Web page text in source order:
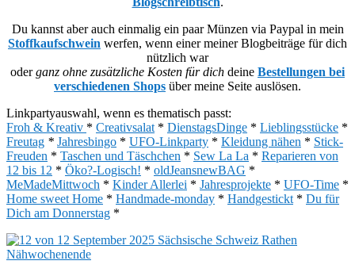
Du kannst aber auch einmalig ein paar Münzen via Paypal in mein
Stoffkaufschwein werfen, wenn einer meiner Blogbeiträge für dich
nützlich war
oderganz ohne zusätzliche Kosten für dich deine Bestellungen bei
verschiedenen Shops über meine Seite auslösen.
Linkpartyauswahl, wenn es thematisch passt:
Froh & Kreativ * Creativsalat * DienstagsDinge * Lieblingsstücke *
Freutag * Jahresbingo * UFO-Linkparty * Kleidung nähen * Stick-
Freuden * Taschen und Täschchen * Sew La La * Reparieren von
12 bis 12 * Öko?-Logisch! * oldJeansnewBAG *
MeMadeMittwoch * Kinder Allerlei * Jahresprojekte * UFO-Time *
Home sweet Home * Handmade-monday * Handgestickt * Du für
Dich am Donnerstag *